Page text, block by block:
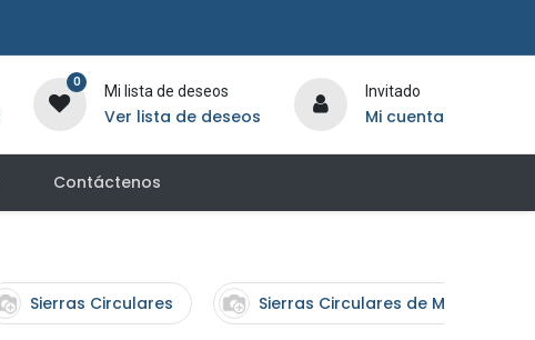
0
Mi lista de deseos
Ver lista de deseos
Invitado
Mi cuenta
Contáctenos
Sierras Circulares Sierras Circulares de Mesa